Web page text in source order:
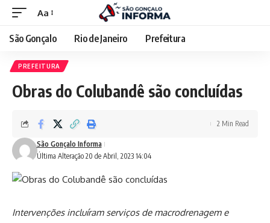
Aa
São Gonçalo Rio de Janeiro Prefeitura
PREFEITURA
Obras do Colubandê são concluídas
Última Alteração 20 de Abril, 2023 14:04
São Gonçalo Informa
2 Min Read
Intervenções incluíram serviços de macrodrenagem e